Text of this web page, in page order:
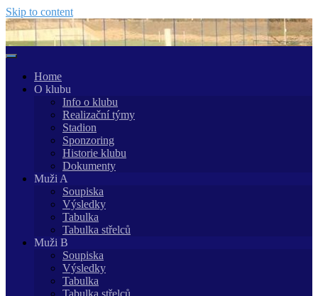
Skip to content
Home
O klubu
Info o klubu
Realizační týmy
Stadion
Sponzoring
Historie klubu
Dokumenty
Muži A
Soupiska
Výsledky
Tabulka
Tabulka střelců
Muži B
Soupiska
Výsledky
Tabulka